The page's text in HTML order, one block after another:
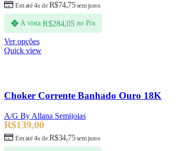
Em até 4x deR$74,75sem juros
À vista R$284,05 no Pix
Ver opções
Quick view
Choker Corrente Banhado Ouro 18K
A/G By Allana Semijoias
R$139,00
Em até 4x deR$34,75sem juros